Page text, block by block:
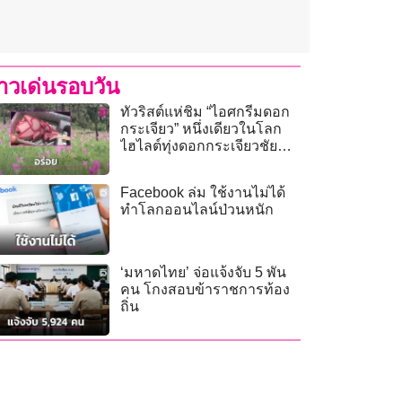
วเด่นรอบวัน
ทัวริสต์แห่ชิม “ไอศกรีมดอก
กระเจียว” หนึ่งเดียวในโลก
ไฮไลต์ทุ่งดอกกระเจียวชัยภูมิ
Facebook ล่ม ใช้งานไม่ได้
ทำโลกออนไลน์ป่วนหนัก
‘มหาดไทย’ จ่อแจ้งจับ 5 พัน
คน โกงสอบข้าราชการท้อง
ถิ่น